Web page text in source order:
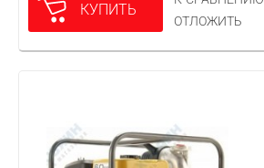
КУПИТЬ
ОТЛОЖИТЬ